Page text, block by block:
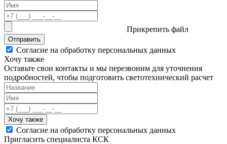
Прикрепить файл
Отправить
Согласие на обработку персональных данных
Хочу также
Оставьте свои контакты и мы перезвоним для уточнения
подробностей, чтобы подготовить светотехнический расчет
Хочу также
Согласие на обработку персональных данных
Пригласить специалиста КСК